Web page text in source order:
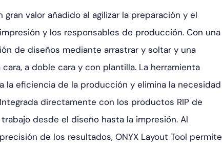
gran valor añadido al agilizar la preparación y el
y los responsables de producción. Con una
de diseños mediante arrastrar y soltar y una
a doble cara y con plantilla. La herramienta
eficiencia de la producción y elimina la necesidad
directamente con los productos RIP de
desde el diseño hasta la impresión. Al
de los resultados, ONYX Layout Tool permite